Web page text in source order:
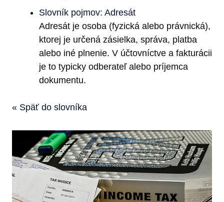
Slovník pojmov: Adresát
Adresát je osoba (fyzická alebo právnická),
ktorej je určená zásielka, správa, platba
alebo iné plnenie. V účtovníctve a fakturácii
je to typicky odberateľ alebo príjemca
dokumentu.
« Späť do slovníka